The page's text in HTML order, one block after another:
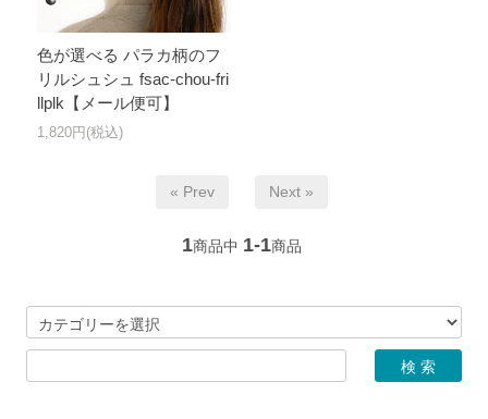
色が選べる パラカ柄のフ
リルシュシュ fsac-chou-fri
llplk【メール便可】
1,820円(税込)
« Prev Next »
1商品中 1-1商品